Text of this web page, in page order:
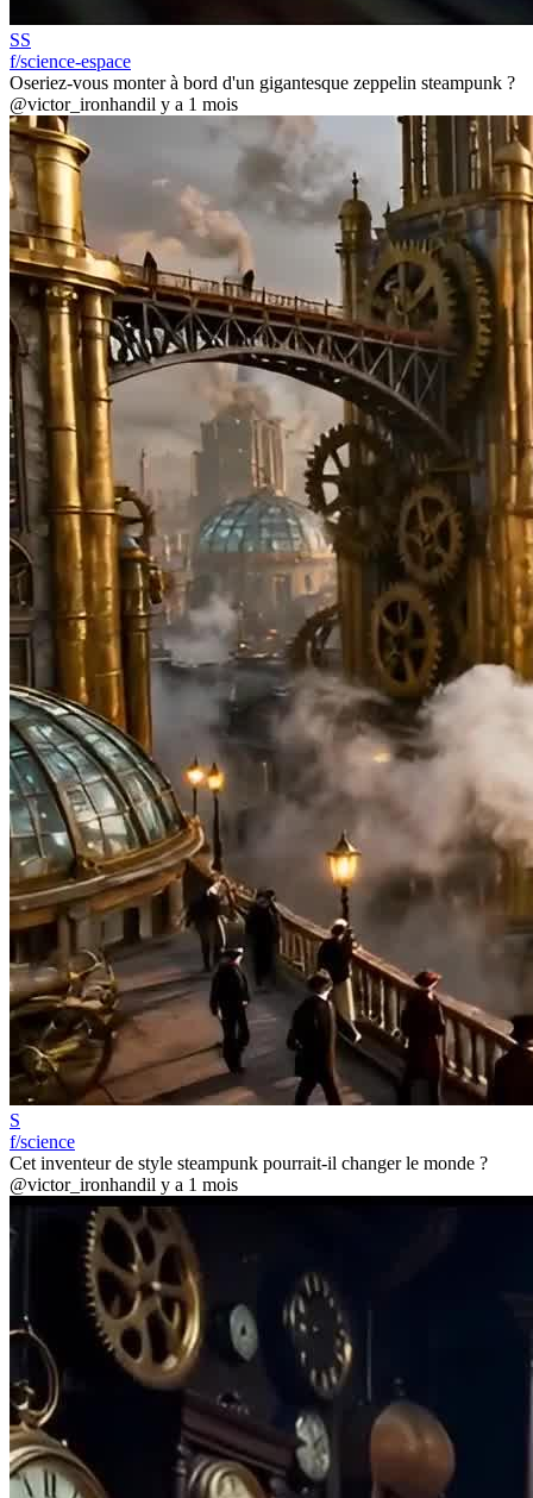
SS
f/science-espace
Oseriez-vous monter à bord d'un gigantesque zeppelin steampunk ?
@victor_ironhandil y a 1 mois
S
f/science
Cet inventeur de style steampunk pourrait-il changer le monde ?
@victor_ironhandil y a 1 mois